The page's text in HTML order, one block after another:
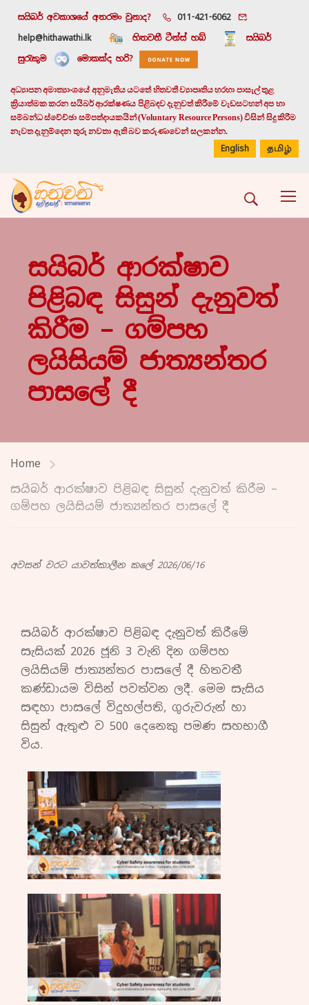
සයිබර් අවකාශයේ අතරමං වුනාද?
011-421-6062
help@hithawathi.lk
හිතවතී ටීන්ස් හබ්
සයිබර්
සුරැකුම
මොකක්ද හරි?
අධ්‍යාපන අමාත්‍යාංශයේ අනුමැතිය යටතේ හිතවතී ව්‍යාපෘතිය හරහා පාසැල් තුළ
ක්‍රියාත්මක කරන සයිබර් ආරක්ෂණය පිළිබඳව දැනුවත් කිරීමේ වැඩසටහන් අප හා
සම්බන්ධ ස්වේච්ඡා සම්පත්දායකයින් (Voluntary Resource Persons) විසින් සිදු කිරීම
නැවත දැනුම්දෙන තුරු නවතා ඇති බව කරුණාවෙන් සලකන්න.
English தமிழ்
සයිබර් ආරක්ෂාව
පිළිබඳ සිසුන් දැනුවත්
කිරීම – ගම්පහ
ලයිසියම් ජාත්‍යන්තර
පාසලේ දී
Home
සයිබර් ආරක්ෂාව පිළිබඳ සිසුන් දැනුවත් කිරීම –
ගම්පහ ලයිසියම් ජාත්‍යන්තර පාසලේ දී
අවසන් වරට යාවත්කාලීන කලේ 2026/06/16
සයිබර් ආරක්ෂාව පිළිබඳ දැනුවත් කිරීමේ
සැසියක් 2026 ජූනි 3 වැනි දින ගම්පහ
ලයිසියම් ජාත්‍යන්තර පාසලේ දී හිතවතී
කණ්ඩායම විසින් පවත්වන ලදී. මෙම සැසිය
සඳහා පාසලේ විදුහල්පති, ගුරුවරුන් හා
සිසුන් ඇතුළු ව 500 දෙනෙකු පමණ සහභාගී
විය.